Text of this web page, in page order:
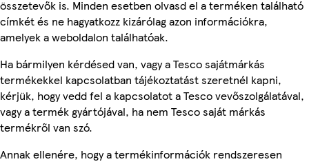
összetevők is. Minden esetben olvasd el a terméken található
címkét és ne hagyatkozz kizárólag azon információkra,
amelyek a weboldalon találhatóak.
Ha bármilyen kérdésed van, vagy a Tesco sajátmárkás
termékekkel kapcsolatban tájékoztatást szeretnél kapni,
kérjük, hogy vedd fel a kapcsolatot a Tesco vevőszolgálatával,
vagy a termék gyártójával, ha nem Tesco saját márkás
termékről van szó.
Annak ellenére, hogy a termékinformációk rendszeresen